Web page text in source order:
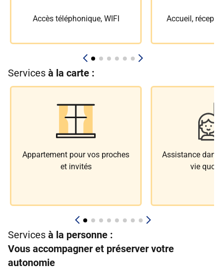
Accès téléphonique, WIFI Accueil,
Services à la carte :
Appartement pour vos proches
et invités
Assistance dans
vie
Services à la personne :
Vous accompagner et préserver votre
autonomie